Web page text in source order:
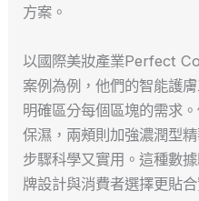
方案。
以國際美妝產業Perfect
案例為例，他們的智能護
明確區分每個區塊的需求
保濕，兩頰則加強濃潤型
步驟科學又實用。這種數
牌設計與消費者選擇更貼合